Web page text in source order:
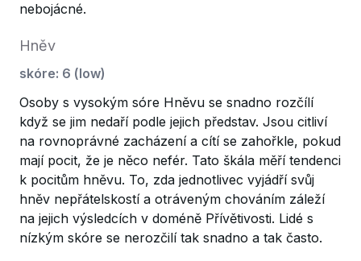
nebojácné.
Hněv
skóre: 6 (low)
Osoby s vysokým sóre Hněvu se snadno rozčílí
když se jim nedaří podle jejich představ. Jsou citliví
na rovnoprávné zacházení a cítí se zahořkle, pokud
mají pocit, že je něco nefér. Tato škála měří tendenci
k pocitům hněvu. To, zda jednotlivec vyjádří svůj
hněv nepřátelskostí a otráveným chováním záleží
na jejich výsledcích v doméně Přívětivosti. Lidé s
nízkým skóre se nerozčilí tak snadno a tak často.